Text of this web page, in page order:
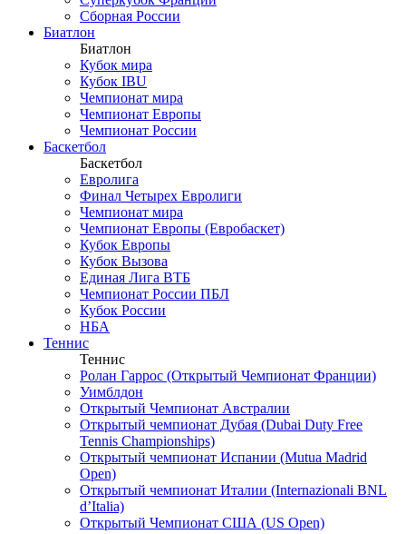
Сборная России
Биатлон
Биатлон
Кубок мира
Кубок IBU
Чемпионат мира
Чемпионат Европы
Чемпионат России
Баскетбол
Баскетбол
Евролига
Финал Четырех Евролиги
Чемпионат мира
Чемпионат Европы (Евробаскет)
Кубок Европы
Кубок Вызова
Единая Лига ВТБ
Чемпионат России ПБЛ
Кубок России
НБА
Теннис
Теннис
Ролан Гаррос (Открытый Чемпионат Франции)
Уимблдон
Открытый Чемпионат Австралии
Открытый чемпионат Дубая (Dubai Duty Free
Tennis Championships)
Открытый чемпионат Испании (Mutua Madrid
Open)
Открытый чемпионат Италии (Internazionali BNL
d’Italia)
Открытый Чемпионат США (US Open)